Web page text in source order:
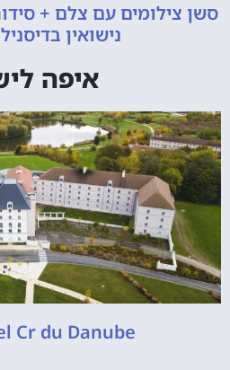
סשן צילומים עם צלם +
נישואין
איפה
Cr du Danube